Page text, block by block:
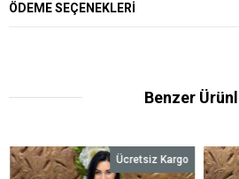
ÖDEME SEÇENEKLERI
Benzer
Ücretsiz Kargo